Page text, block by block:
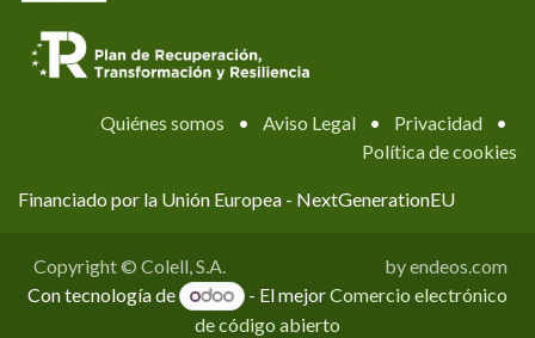
Quiénes somos • Aviso Legal • Privacidad
•
Política de cookies
Financiado por la Unión Europea - NextGenerationEU
Copyright © Colell, S.A.
by endeos.com
Con tecnología de
- El mejorComercio electrónico
de código abierto